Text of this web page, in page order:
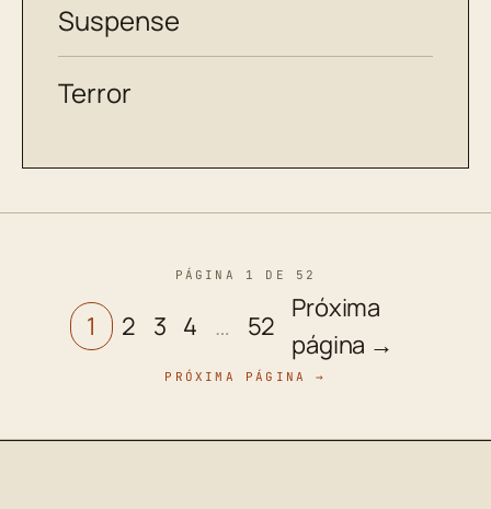
Suspense
Terror
PÁGINA 1 DE 52
1 2 3 4 … 52
Próxima
página →
PRÓXIMA PÁGINA →